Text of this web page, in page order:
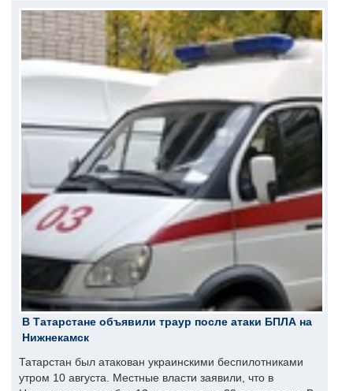
В Татарстане объявили траур после атаки БПЛА на
Нижнекамск
Татарстан был атакован украинскими беспилотниками
утром 10 августа. Местные власти заявили, что в